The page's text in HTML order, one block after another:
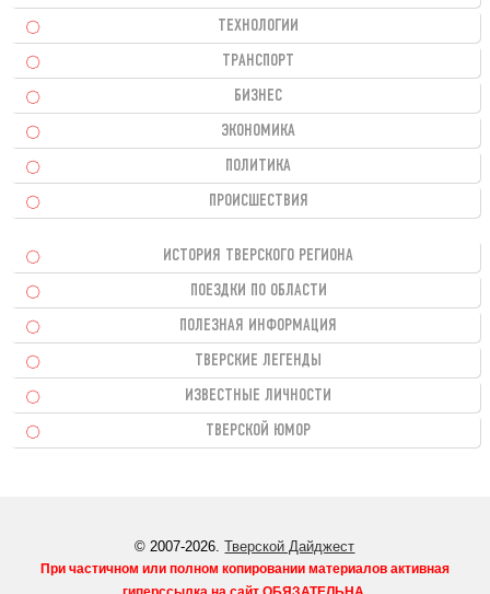
ТЕХНОЛОГИИ
ТРАНСПОРТ
БИЗНЕС
ЭКОНОМИКА
ПОЛИТИКА
ПРОИСШЕСТВИЯ
ИСТОРИЯ ТВЕРСКОГО РЕГИОНА
ПОЕЗДКИ ПО ОБЛАСТИ
ПОЛЕЗНАЯ ИНФОРМАЦИЯ
ТВЕРСКИЕ ЛЕГЕНДЫ
ИЗВЕСТНЫЕ ЛИЧНОСТИ
ТВЕРСКОЙ ЮМОР
© 2007-2026.Тверской Дайджест
При частичном или полном копировании материалов активная